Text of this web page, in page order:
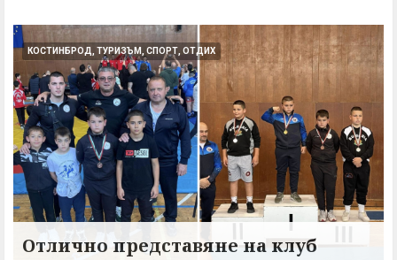
КОСТИНБРОД, ТУРИЗЪМ, СПОРТ, ОТДИХ
Отлично представяне на клуб